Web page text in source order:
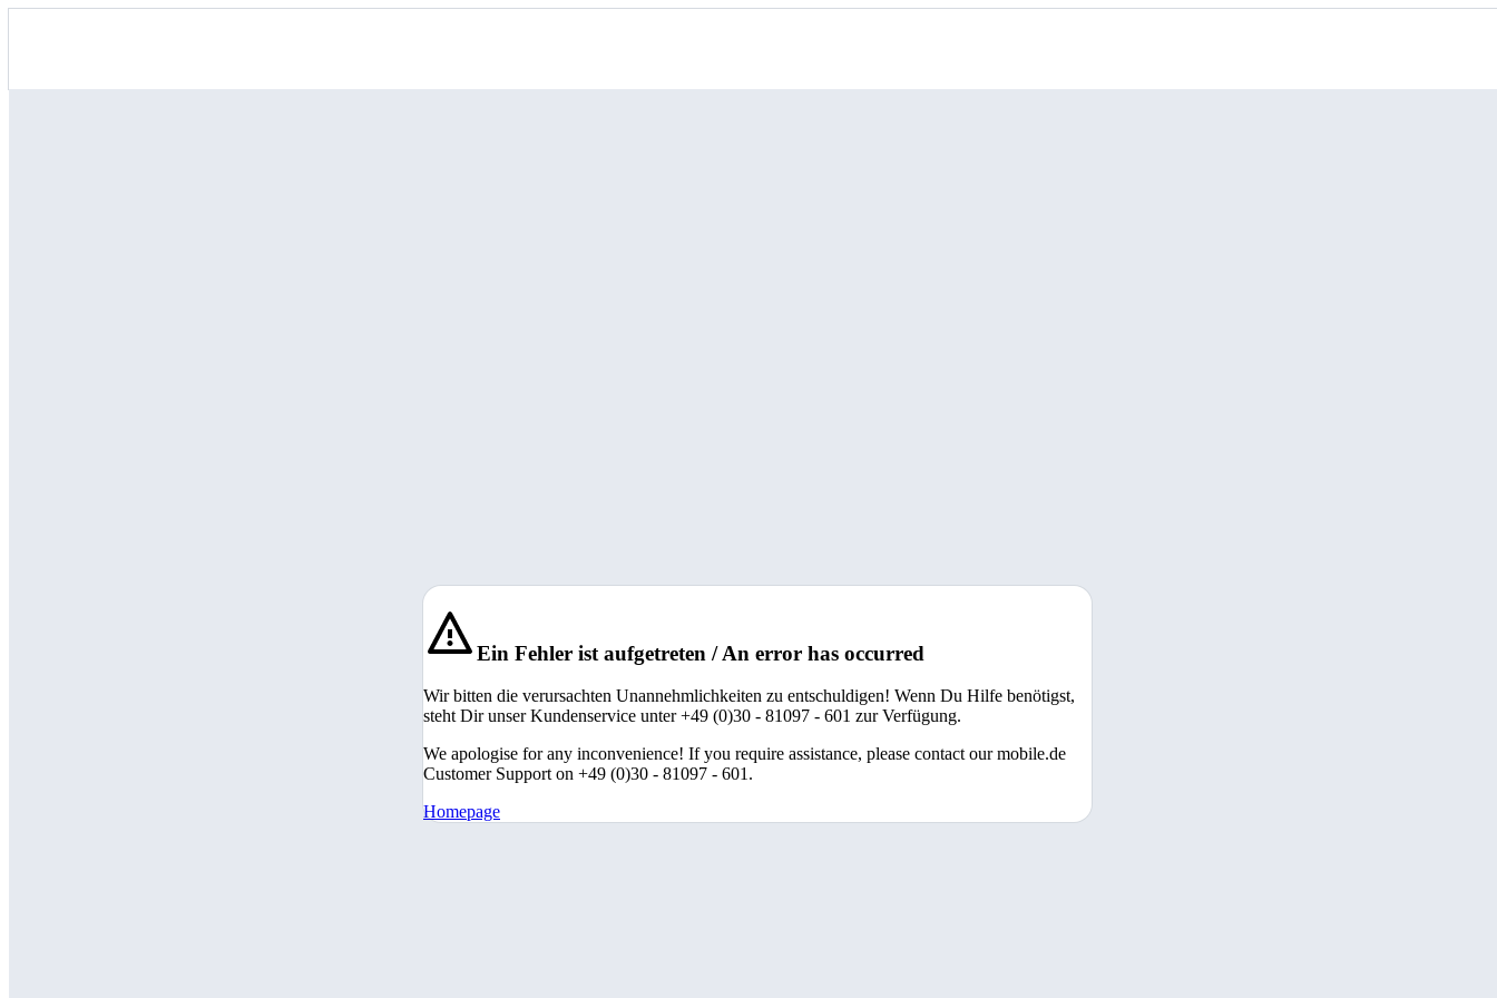
Ein Fehler ist aufgetreten / An error has occurred
Wir bitten die verursachten Unannehmlichkeiten zu entschuldigen! Wenn Du Hilfe benötigst,
steht Dir unser Kundenservice unter +49 (0)30 - 81097 - 601 zur Verfügung.
We apologise for any inconvenience! If you require assistance, please contact our mobile.de
Customer Support on +49 (0)30 - 81097 - 601.
Homepage